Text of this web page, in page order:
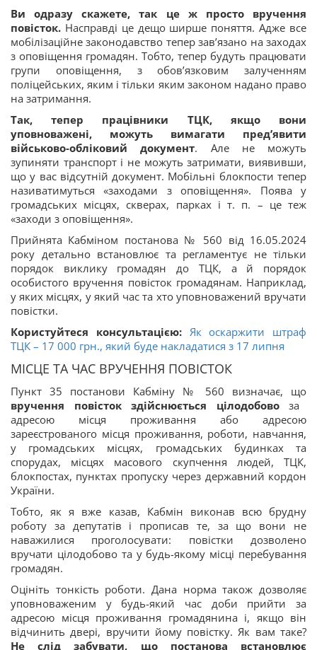
Ви одразу скажете, так це ж просто вручення
повісток. Насправді це дещо ширше поняття. Адже все
мобілізаційне законодавство тепер зав’язано на заходах
з оповіщення громадян. Тобто, тепер будуть працювати
групи оповіщення, з обов’язковим залученням
поліцейських, яким і тільки яким законом надано право
на затримання.
Так, тепер працівники ТЦК, якщо вони
уповноважені, можуть вимагати пред’явити
військово-обліковий документ. Але не можуть
зупиняти транспорт і не можуть затримати, виявивши,
що у вас відсутній документ. Мобільні блокпости тепер
називатимуться «заходами з оповіщення». Поява у
громадських місцях, скверах, парках і т. п. – це теж
«заходи з оповіщення».
Прийнята Кабміном постанова № 560 від 16.05.2024
року детально встановлює та регламентує не тільки
порядок виклику громадян до ТЦК, а й порядок
особистого вручення повісток громадянам. Наприклад,
у яких місцях, у який час та хто уповноважений вручати
повістки.
Користуйтеся консультацією: Як оскаржити штраф
ТЦК – 17 000 грн., який буде накладатися з 17 липня
МІСЦЕ ТА ЧАС ВРУЧЕННЯ ПОВІСТОК
Пункт 35 постанови Кабміну № 560 визначає, що
вручення повісток здійснюється цілодобовоза
адресою місця проживання або адресою
зареєстрованого місця проживання, роботи, навчання,
у громадських місцях, громадських будинках та
спорудах, місцях масового скупчення людей, ТЦК,
блокпостах, пунктах пропуску через державний кордон
України.
Тобто, як я вже казав, Кабмін виконав всю брудну
роботу за депутатів і прописав те, за що вони не
наважилися проголосувати: повістки дозволено
вручати цілодобово та у будь-якому місці перебування
громадян.
Оцініть тонкість роботи. Дана норма також дозволяє
уповноваженим у будь-який час доби прийти за
адресою місця проживання громадянина і, якщо він
відчинить двері, вручити йому повістку. Як вам таке?
Не слід забувати, що постанова встановлює